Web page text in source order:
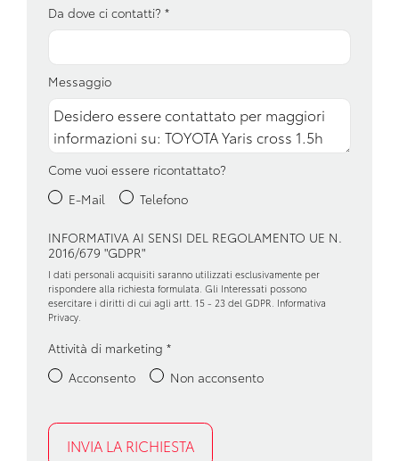
Freno di stazionamento elettrico
Garanzie
Impianto audio con touchscreen
Interni in tessuto
Kit riparazione pneumatici / tirefit
Maniglie esterne in tinta
Pacchetto sicurezza
Partenza in salita assistita
Personalizzazioni linea e stile
Riconoscimento segnali stradali
Sedili abbattibili
Sistema di assistenza al mantenimento della corsia
Da dove ci contatti? *
Messaggio
Come vuoi essere ricontattato?
E-Mail
Telefono
INFORMATIVA AI SENSI DEL REGOLAMENTO UE N.
2016/679 "GDPR"
I dati personali acquisiti saranno utilizzati esclusivamente per
rispondere alla richiesta formulata. Gli Interessati possono
esercitare i diritti di cui agli artt. 15 - 23 del GDPR. Informativa
Privacy
Attività di marketing *
Acconsento
Non acconsento